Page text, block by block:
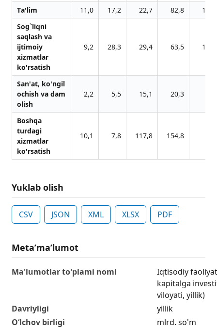
Tа'lim 11,0 17,2 22,7 82,8
Sog`liqni
sаqlаsh vа
ijtimoiy
xizmаtlаr
ko'rsаtish
9,2 28,3 29,4 63,5
Sаn'аt, ko'ngil
ochish vа dаm
olish
2,2 5,5 15,1 20,3
Boshqа
turdаgi
xizmаtlаr
ko'rsаtish
10,1 7,8 117,8 154,8
Yuklab olish
CSV JSON XML XLSX PDF
Metaʼmaʼlumot
Ma'lumotlar to'plami nomi
Iqtisodiy
kapitalga
viloyati, yillik)
Davriyligi
yillik
O‘lchov birligi
mlrd. so'm